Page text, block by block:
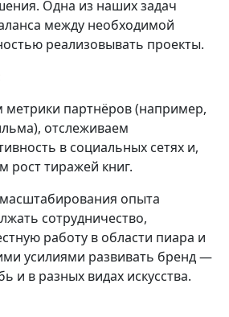
Одна из наших задач
между необходимой
реализовывать проекты.
партнёров (например,
отслеживаем
в социальных сетях и,
рост тиражей книг.
опыта
сотрудничество,
работу в области пиара и
усилиями развивать бренд —
и в разных видах искусства.